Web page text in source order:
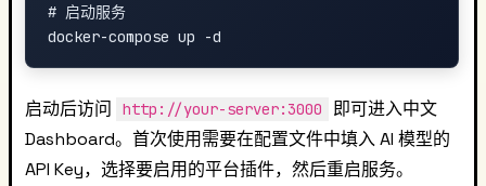
# 启动服务
启动后访问 http://your-server:3000
即可进入中文
Dashboard。首次使用需要在配置文件中填入 AI 模型的
API Key，选择要启用的平台插件，然后重启服务。